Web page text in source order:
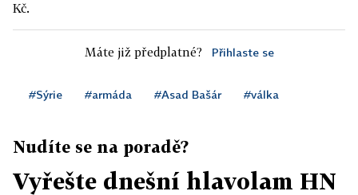
Kč.
Máte již předplatné? Přihlaste se
#Sýrie #armáda #Asad Bašár #válka
Nudíte se na poradě?
Vyřešte dnešní hlavolam HN